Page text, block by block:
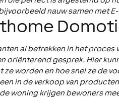
nauw samen
al betrekken in het
gesprek. Hier
worden en hoe snel ze de
in de verkoop van
woning krijgen bewoners